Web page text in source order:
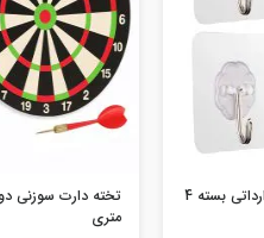
آویز چسبی قلاب دار وارداتی بسته 4
متری